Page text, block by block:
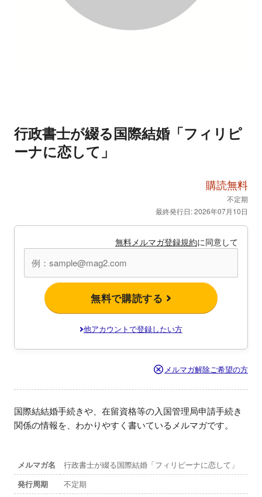
行政書士が綴る国際結婚「フィリピ
ーナに恋して」
購読無料
不定期
最終発行日: 2026年07月10日
無料メルマガ登録規約に同意して
無料で購読する
他アカウントで登録したい方
メルマガ解除ご希望の方
国際結結婚手続きや、在留資格等の入国管理局申請手続き
関係の情報を、わかりやすく書いているメルマガです。
メルマガ名
行政書士が綴る国際結婚「フィリピーナに恋して」
発行周期
不定期